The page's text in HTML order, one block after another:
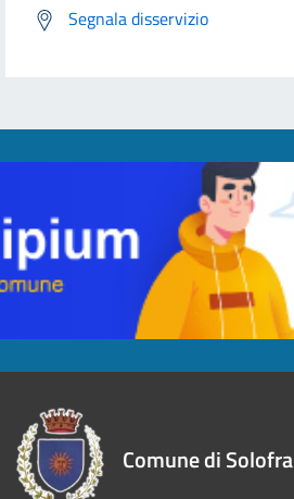
Segnala disservizio
Comune di Solofra